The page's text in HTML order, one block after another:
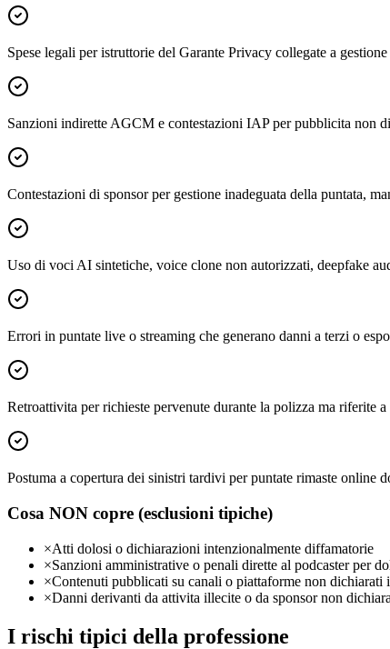
Spese legali per istruttorie del Garante Privacy collegate a
Sanzioni indirette AGCM e contestazioni IAP per pubblicita non
Contestazioni di sponsor per gestione inadeguata della puntata,
Uso di voci AI sintetiche, voice clone non autorizzati, deepfake
Errori in puntate live o streaming che generano danni a terzi o
Retroattivita per richieste pervenute durante la polizza ma riferite
Postuma a copertura dei sinistri tardivi per puntate rimaste online
Cosa NON copre (esclusioni tipiche)
×Atti dolosi o dichiarazioni intenzionalmente diffamatorie
×Sanzioni amministrative o penali dirette al podcaster per
×Contenuti pubblicati su canali o piattaforme non dichiarati
×Danni derivanti da attivita illecite o da sponsor non
I rischi tipici della professione